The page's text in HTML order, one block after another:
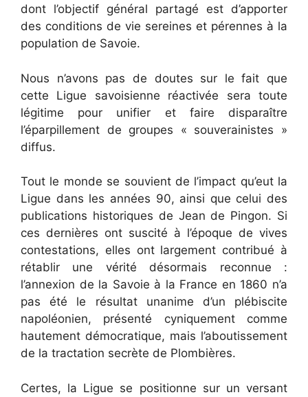
dont l’objectif général partagé est d’apporter
des conditions de vie sereines et pérennes à la
population de Savoie.
Nous n’avons pas de doutes sur le fait que
cette Ligue savoisienne réactivée sera toute
légitime pour unifier et faire disparaître
l’éparpillement de groupes « souverainistes »
diffus.
Tout le monde se souvient de l’impact qu’eut la
Ligue dans les années 90, ainsi que celui des
publications historiques de Jean de Pingon. Si
ces dernières ont suscité à l’époque de vives
contestations, elles ont largement contribué à
rétablir une vérité désormais reconnue :
l’annexion de la Savoie à la France en 1860 n’a
pas été le résultat unanime d’un plébiscite
napoléonien, présenté cyniquement comme
hautement démocratique, mais l’aboutissement
de la tractation secrète de Plombières.
Certes, la Ligue se positionne sur un versant